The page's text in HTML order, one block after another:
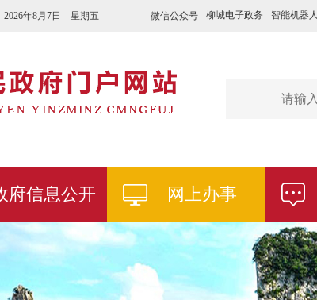
微信公众号 柳城电子政务 智能机器人
2026年8月7日 星期五
府信息公开 网上办事